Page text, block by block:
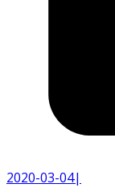
2020-03-04|